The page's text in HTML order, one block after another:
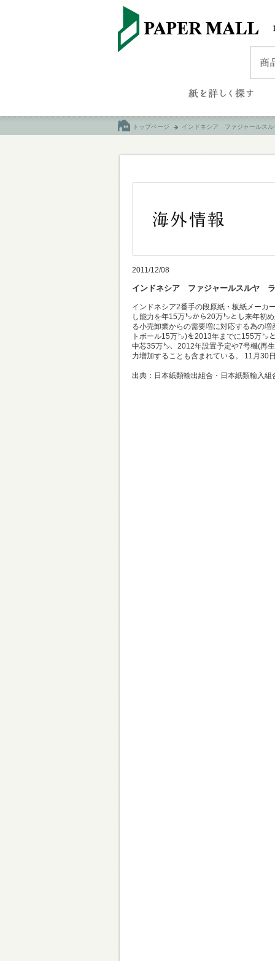
トップページ インドネシア ファジャールス
2011/12/08
インドネシア ファジャールスルヤ ラ
インドネシア2番手の段原紙・板紙メーカ
し能力を年15万㌧から20万㌧とし来年初
る小売卸業からの需要増に対応する為の
トボール15万㌧)を2013年までに155万㌧
中芯35万㌧、2012年設置予定や7号機(再
力増加することも含まれている。 11月
出典：日本紙類輸出組合・日本紙類輸入